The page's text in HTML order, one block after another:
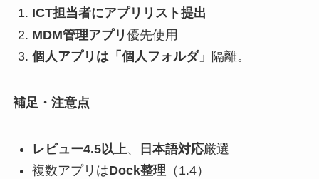
ICT担当者にアプリリスト提出
MDM管理アプリ 優先使用
個人アプリは「個人フォルダ」
隔離。
補足・注意点
レビュー4.5以上、 日本語対応厳選
複数アプリはDock整理 （1.4）